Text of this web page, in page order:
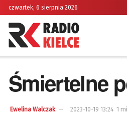
czwartek, 6 sierpnia 2026
Śmiertelne
Ewelina Walczak 2023-10-19 13:24 1